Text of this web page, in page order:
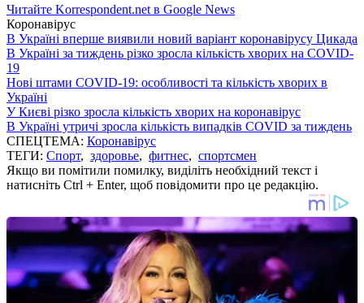
Читайте Korrespondent.net в Google News
Коронавірус
В Україні вперше виявили новий варіант коронавірусу Цикада
В Україні за тиждень різко зросла кількість хворих на COVID-
19
Нові штами COVID-19: особливості та кількість хворих в
Україні
У Києві різко зросла кількість хворих на коронавірус
В Україні утричі зросла кількість випадків COVID за тиждень
СПЕЦТЕМА: Коронавірус
ТЕГИ: Спорт, здоровье, фитнес, спортсмен
Якщо ви помітили помилку, виділіть необхідний текст і
натисніть Ctrl + Enter, щоб повідомити про це редакцію.